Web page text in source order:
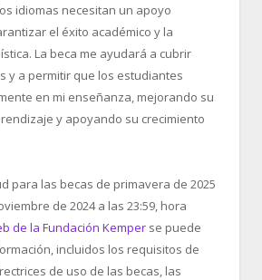
idiomas necesitan un apoyo
el éxito académico y la
La beca me ayudará a cubrir
y a permitir que los estudiantes
en mi enseñanza, mejorando su
y apoyando su crecimiento
para las becas de primavera de 2025
de 2024 a las 23:59, hora
de la Fundación Kemper se puede
incluidos los requisitos de
de uso de las becas, las